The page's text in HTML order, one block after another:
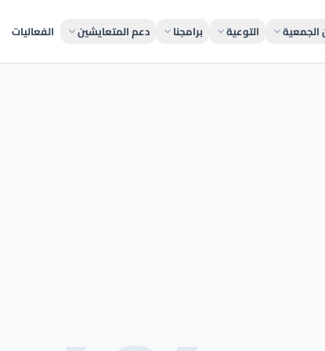
الجمعية التوعية برامجنا دعم المتعايشين الفعاليات